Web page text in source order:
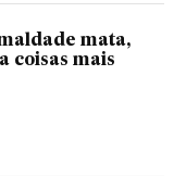
mata,
coisas mais